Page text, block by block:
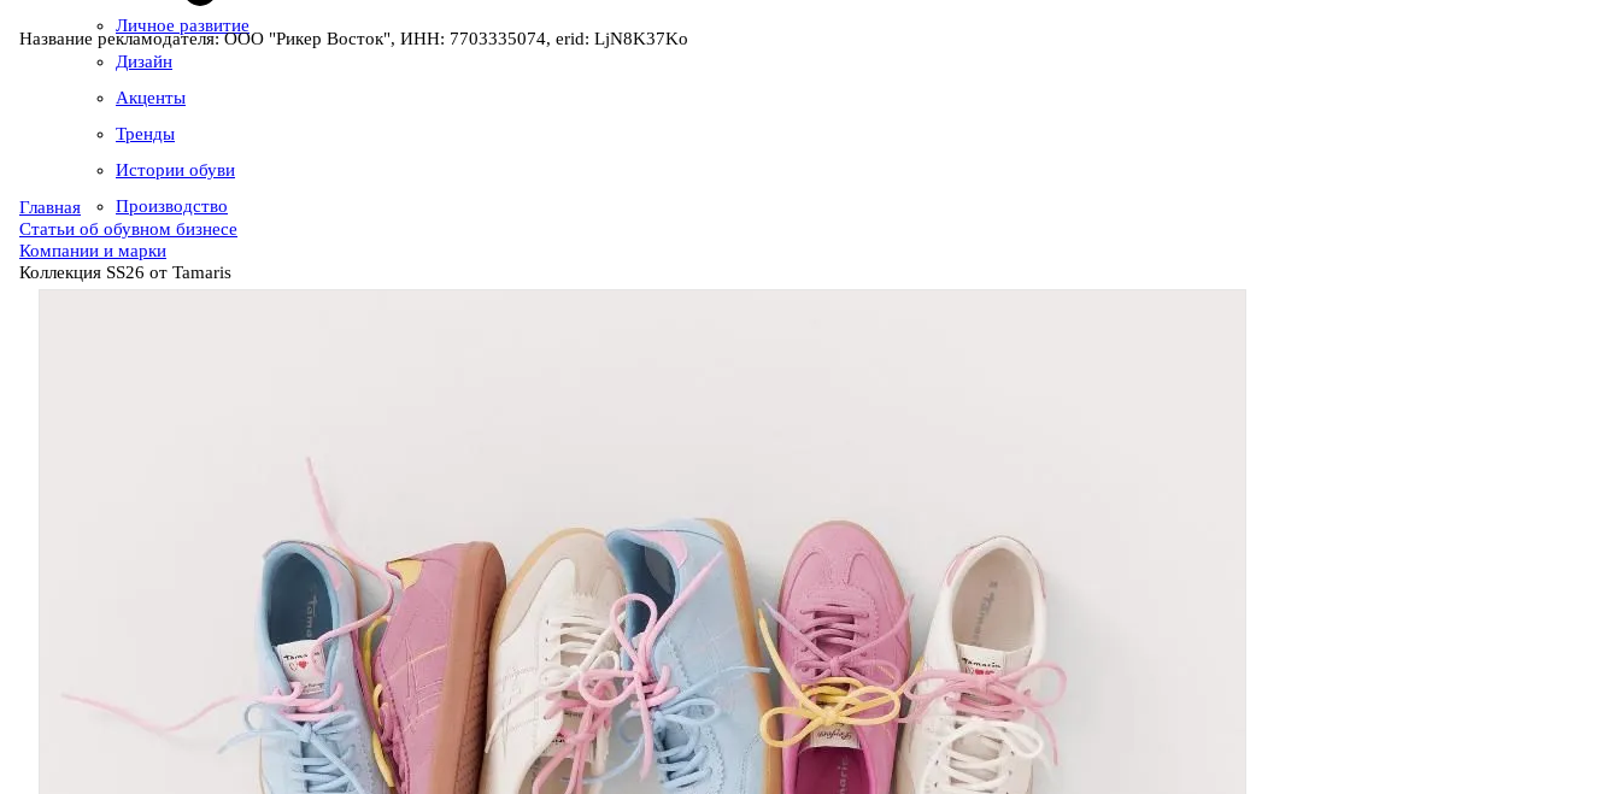
Личное развитие
Дизайн
Акценты
Тренды
Истории обуви
Производство
Название рекламодателя: ООО "Рикер Восток", ИНН: 7703335074, erid: LjN8K37Ko
Главная
Статьи об обувном бизнесе
Компании и марки
Коллекция SS26 от Tamaris